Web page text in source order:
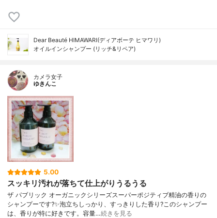
Dear Beauté HIMAWARI(ディアボーテ ヒマワリ)
オイルインシャンプー (リッチ&リペア)
カメラ女子
ゆきんこ
5.00
スッキリ汚れが落ちて仕上がりうるうる
ザ パブリック オーガニックシリーズスーパーポジティブ精油の香りの
シャンプーです?✨泡立ちしっかり、すっきりした香り?このシャンプー
は、香りが特に好きです。容量…続きを見る